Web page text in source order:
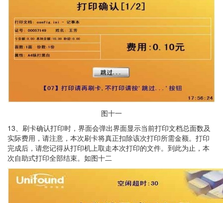
图十一
13、刷卡确认打印时，界面会弹出界面显示当前打印文档总面数及
实际费用，请注意，本次刷卡将真正扣除该次打印所需金额。打印
完成后，请您记得从打印机上取走本次打印的文件。到此为止，本
次自助式打印全部结束。如图十二